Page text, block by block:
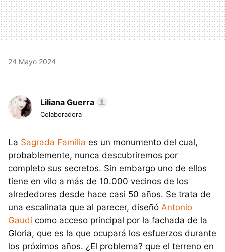
24 Mayo 2024
Liliana Guerra
Colaboradora
La Sagrada Familia es un monumento del cual,
probablemente, nunca descubriremos por
completo sus secretos. Sin embargo uno de ellos
tiene en vilo a más de 10.000 vecinos de los
alrededores desde hace casi 50 años. Se trata de
una escalinata que al parecer, diseñó Antonio
Gaudícomo acceso principal por la fachada de la
Gloria, que es la que ocupará los esfuerzos durante
los próximos años. ¿El problema? que el terreno en